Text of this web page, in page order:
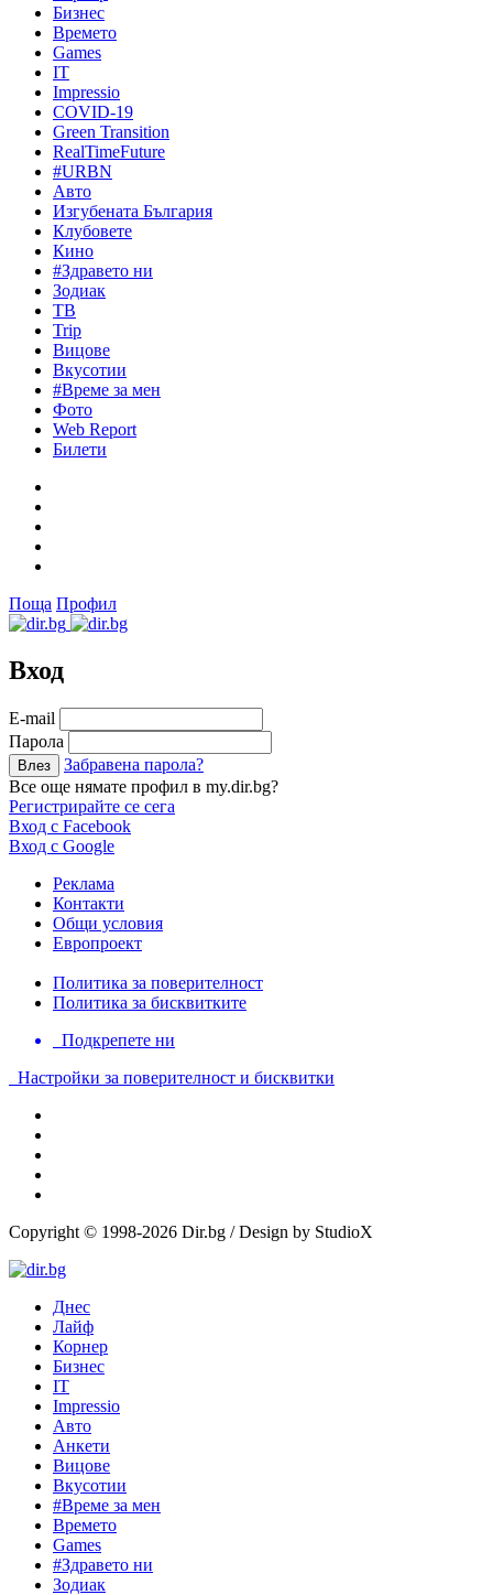
Бизнес
Времето
Games
IT
Impressio
COVID-19
Green Transition
RealTimeFuture
#URBN
Авто
Изгубената България
Клубовете
Кино
#Здравето ни
Зодиак
ТВ
Trip
Вицове
Вкусотии
#Време за мен
Фото
Web Report
Билети
Поща Профил
Вход
Е-mail
Парола
Забравена парола?
Все още нямате профил в my.dir.bg?
Регистрирайте се сега
Вход с Facebook
Вход с Google
Реклама
Контакти
Общи условия
Европроект
Политика за поверителност
Политика за бисквитките
Подкрепете ни
Настройки за поверителност и бисквитки
Copyright © 1998-2026 Dir.bg / Design by StudioX
Днес
Лайф
Корнер
Бизнес
IT
Impressio
Авто
Анкети
Вицове
Вкусотии
#Време за мен
Времето
Games
#Здравето ни
Зодиак